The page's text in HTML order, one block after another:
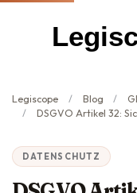
Legiscope Blog
DSGVO Artikel 32:
DATENSCHUTZ